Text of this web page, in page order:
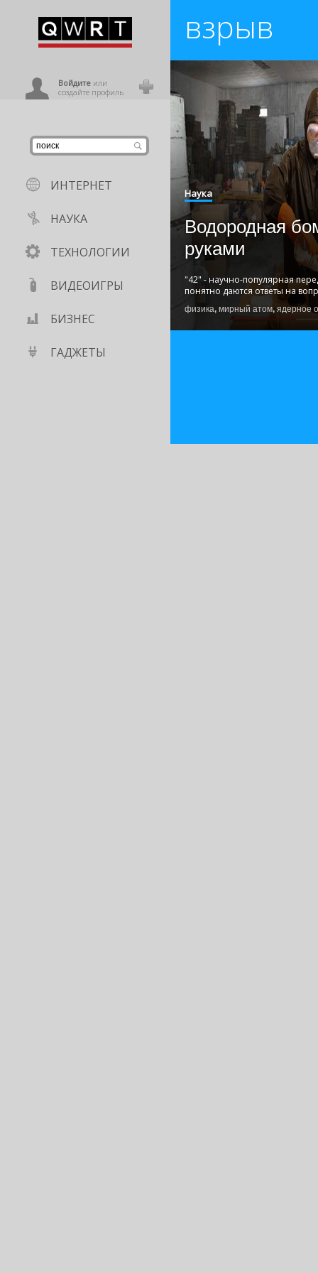
Войдитеили
создайте профиль
ИНТЕРНЕТ
НАУКА
ТЕХНОЛОГИИ
ВИДЕОИГРЫ
БИЗНЕС
ГАДЖЕТЫ
взрыв
Наука
Водородная
руками
"42" - научно-популярная
понятно даются ответы на
физика, мирный атом, ядерное